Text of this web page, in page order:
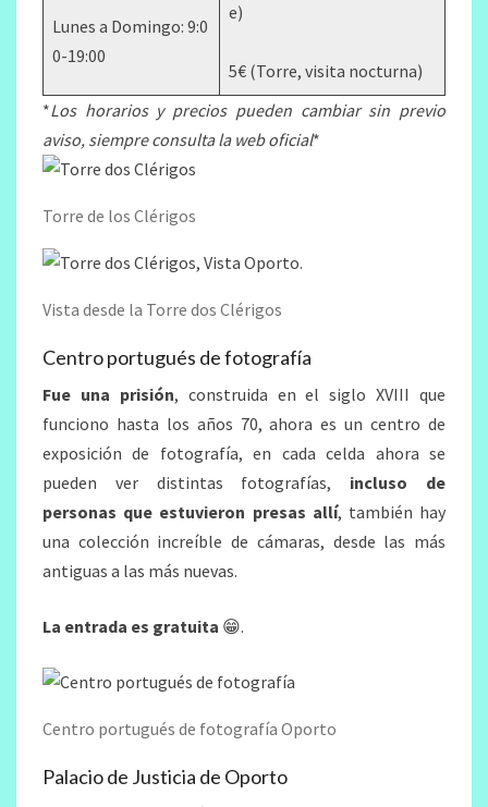
Lunes a Domingo: 9:0
0-19:00
e)
5€ (Torre, visita nocturna)
*Los horarios y precios pueden cambiar sin previo
aviso, siempre consulta la web oficial*
Torre de los Clérigos
Vista desde la Torre dos Clérigos
Centro portugués de fotografía
Fue una prisión, construida en el siglo XVIII que
funciono hasta los años 70, ahora es un centro de
exposición de fotografía, en cada celda ahora se
pueden ver distintas fotografías, incluso de
personas que estuvieron presas allí, también hay
una colección increíble de cámaras, desde las más
antiguas a las más nuevas.
La entrada es gratuita 😁.
Centro portugués de fotografía Oporto
Palacio de Justicia de Oporto